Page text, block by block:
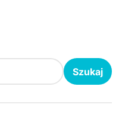
Szukaj